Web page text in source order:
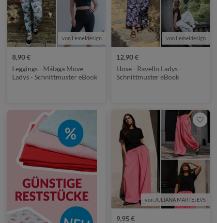
von Lemeldesign
8,90 €
Leggings - Málaga Move
Ladys - Schnittmuster eBook
von Lemeldesign
12,90 €
Hose - Ravello Ladys -
Schnittmuster eBook
von JULIANA MARTEJEVS
9,95 €